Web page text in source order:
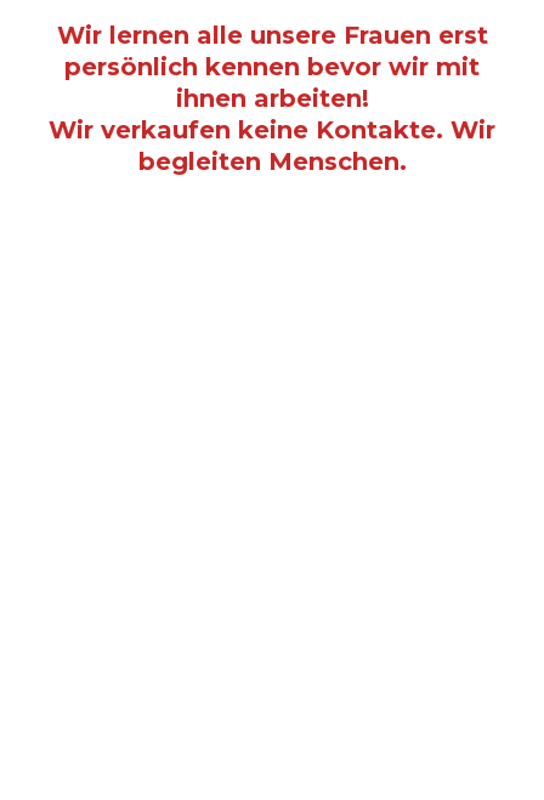
Wir lernen alle unsere Frauen erst
persönlich kennen bevor wir mit
ihnen arbeiten!
Wir verkaufen keine Kontakte. Wir
begleiten Menschen.